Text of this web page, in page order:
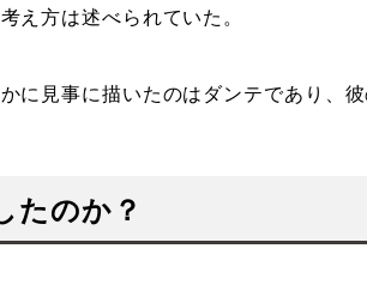
え方は述べられていた。
に見事に描いたのはダンテであり、
たのか？